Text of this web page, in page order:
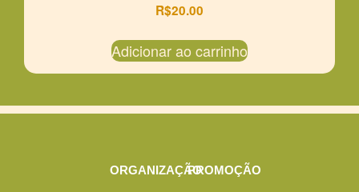
R$20.00
Adicionar ao carrinho
ORGANIZAÇÃOPROMOÇÃO